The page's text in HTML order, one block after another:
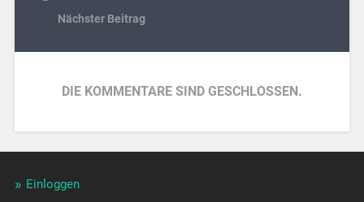
Nächster Beitrag
DIE KOMMENTARE SIND GESCHLOSSEN.
Einloggen